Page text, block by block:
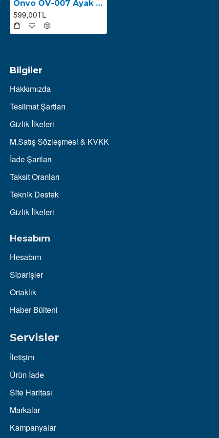
Onvo OV-007 Ayak Standı
599,00TL
Bilgiler
Hakkımızda
Teslimat Şartları
Gizlik İlkeleri
M.Satış Sözleşmesi & KVKK
İade Şartları
Taksit Oranları
Teknik Destek
Gizlik İlkeleri
Hesabım
Hesabım
Siparişler
Ortaklık
Haber Bülteni
Servisler
İletişim
Ürün İade
Site Haritası
Markalar
Kampanyalar